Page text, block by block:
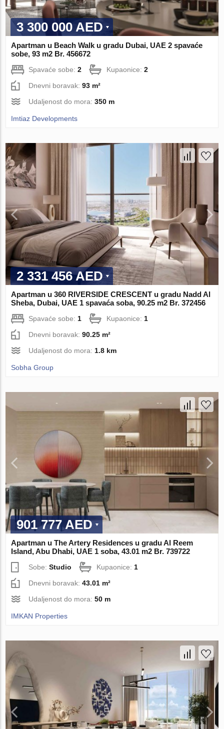
3 300 000 AED
Apartman u Beach Walk u gradu Dubai, UAE 2 spavaće
sobe, 93 m2 Br. 456672
Spavaće sobe:2 Kupaonice:2
Dnevni boravak:93 m²
Udaljenost do mora:350 m
Imtiaz Developments
2 331 456 AED
Apartman u 360 RIVERSIDE CRESCENT u gradu Nadd Al
Sheba, Dubai, UAE 1 spavaća soba, 90.25 m2 Br. 372456
Spavaće sobe: 1 Kupaonice: 1
Dnevni boravak:90.25 m²
Udaljenost do mora: 1.8 km
Sobha Group
901 777 AED
Apartman u The Artery Residences u gradu Al Reem
Island, Abu Dhabi, UAE 1 soba, 43.01 m2 Br. 739722
Sobe:Studio Kupaonice:1
Dnevni boravak:43.01 m²
Udaljenost do mora:50 m
IMKAN Properties